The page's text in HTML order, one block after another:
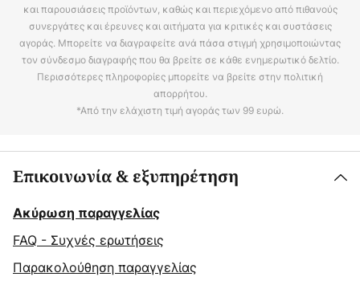
και παρουσιάσεις προϊόντων, καθώς και περιεχόμενο από πιθανούς
συνεργάτες και έρευνες και αιτήματα για κριτικές και συστάσεις
αγοράς. Μπορείτε να διαγραφείτε ανά πάσα στιγμή χρησιμοποιώντας
τον σύνδεσμο διαγραφής που θα βρείτε σε κάθε ενημερωτικό δελτίο.
Περισσότερες πληροφορίες μπορείτε να βρείτε στην πολιτική
απορρήτου.
*Από την ελάχιστη τιμή αγοράς των 99 ευρώ.
Επικοινωνία & εξυπηρέτηση
Ακύρωση παραγγελίας
FAQ - Συχνές ερωτήσεις
Παρακολούθηση παραγγελίας